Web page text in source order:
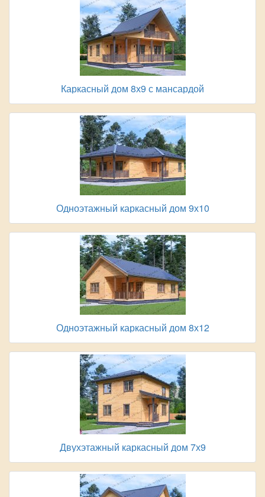
Каркасный дом 8х9 с мансардой
Одноэтажный каркасный дом 9х10
Одноэтажный каркасный дом 8х12
Двухэтажный каркасный дом 7х9